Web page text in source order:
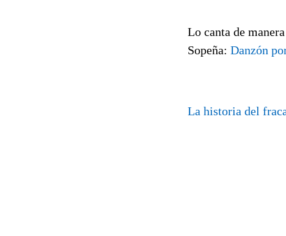
Lo canta de
Sopeña: Danzón
La historia del